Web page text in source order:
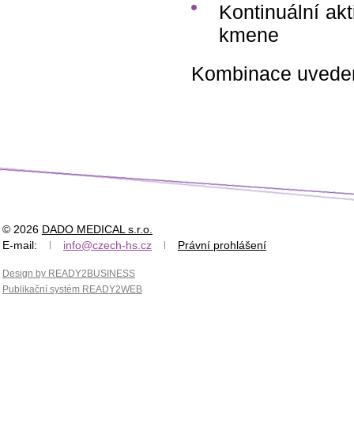
Kontinuální
kmene
Kombinace
© 2026 DADO MEDICAL s.r.o.
E-mail:
info@czech-hs.cz Právní prohlášení
Design by READY2BUSINESS
Publikační systém READY2WEB